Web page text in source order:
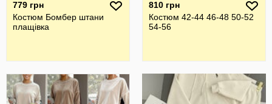
779 грн
Костюм Бомбер штани
плащівка
810 грн
Костюм 42-44 46-48 50-52
54-56